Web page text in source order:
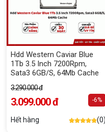
Hdd Western Caviar Blue
1Tb 3.5 Inch 7200Rpm,
Sata3 6GB/S, 64Mb Cache
3.290.000 đ
3.099.000 đ -6%
Hết hàng (0)